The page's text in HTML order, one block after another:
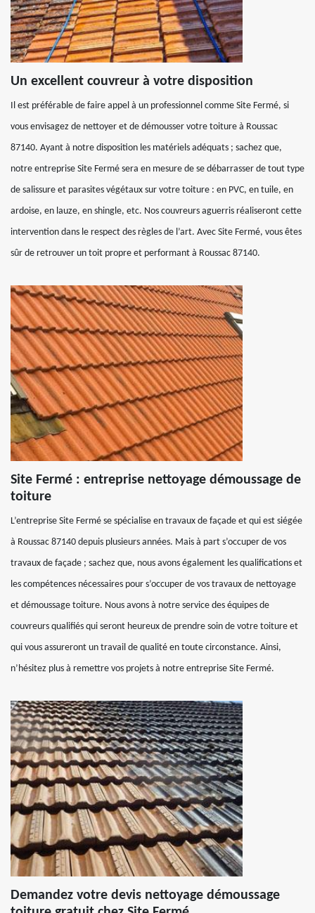
Un excellent couvreur à votre disposition
Il est préférable de faire appel à un professionnel comme Site Fermé, si
vous envisagez de nettoyer et de démousser votre toiture à Roussac
87140. Ayant à notre disposition les matériels adéquats ; sachez que,
notre entreprise Site Fermé sera en mesure de se débarrasser de tout type
de salissure et parasites végétaux sur votre toiture : en PVC, en tuile, en
ardoise, en lauze, en shingle, etc. Nos couvreurs aguerris réaliseront cette
intervention dans le respect des règles de l’art. Avec Site Fermé, vous êtes
sûr de retrouver un toit propre et performant à Roussac 87140.
Site Fermé : entreprise nettoyage démoussage de
toiture
L’entreprise Site Fermé se spécialise en travaux de façade et qui est siégée
à Roussac 87140 depuis plusieurs années. Mais à part s’occuper de vos
travaux de façade ; sachez que, nous avons également les qualifications et
les compétences nécessaires pour s’occuper de vos travaux de nettoyage
et démoussage toiture. Nous avons à notre service des équipes de
couvreurs qualifiés qui seront heureux de prendre soin de votre toiture et
qui vous assureront un travail de qualité en toute circonstance. Ainsi,
n’hésitez plus à remettre vos projets à notre entreprise Site Fermé.
Demandez votre devis nettoyage démoussage